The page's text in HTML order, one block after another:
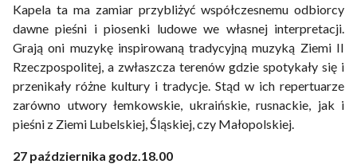
Kapela ta ma zamiar przybliżyć współczesnemu odbiorcy
dawne pieśni i piosenki ludowe we własnej interpretacji.
Grają oni muzykę inspirowaną tradycyjną muzyką Ziemi II
Rzeczpospolitej, a zwłaszcza terenów gdzie spotykały się i
przenikały różne kultury i tradycje. Stąd w ich repertuarze
zarówno utwory łemkowskie, ukraińskie, rusnackie, jak i
pieśni z Ziemi Lubelskiej, Śląskiej, czy Małopolskiej.
27 października godz.18.00